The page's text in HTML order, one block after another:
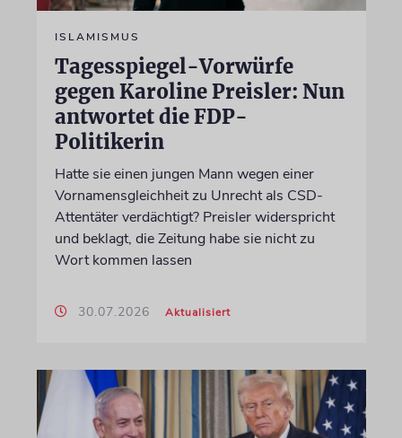
ISLAMISMUS
Tagesspiegel-Vorwürfe
gegen Karoline Preisler: Nun
antwortet die FDP-
Politikerin
Hatte sie einen jungen Mann wegen einer
Vornamensgleichheit zu Unrecht als CSD-
Attentäter verdächtigt? Preisler widerspricht
und beklagt, die Zeitung habe sie nicht zu
Wort kommen lassen
30.07.2026 Aktualisiert